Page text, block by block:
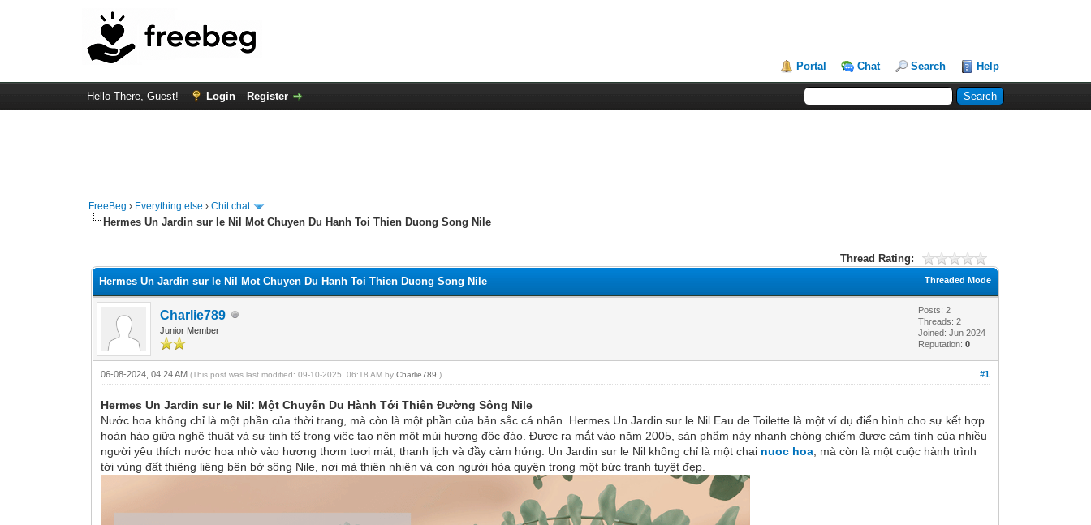
Portal Chat Search Help
Hello There, Guest! Login Register
FreeBeg › Everything else ›Chit chat
Hermes Un Jardin sur le Nil Mot Chuyen Du Hanh Toi Thien Duong Song Nile
Thread Rating:
Threaded Mode
Hermes Un Jardin sur le Nil Mot Chuyen Du Hanh Toi Thien Duong Song Nile
Charlie789
Junior Member
Posts: 2
Threads: 2
Joined: Jun 2024
Reputation:0
#1
06-08-2024, 04:24 AM(This post was last modified: 09-10-2025, 06:18 AM byCharlie789 .)
Hermes Un Jardin sur le Nil: Một Chuyến Du Hành Tới Thiên Đường Sông Nile
Nước hoa không chỉ là một phần của thời trang, mà còn là một phần của bản sắc cá nhân. Hermes Un Jardin sur le Nil Eau de Toilette là một ví dụ điển hình cho sự kết hợp
hoàn hảo giữa nghệ thuật và sự tinh tế trong việc tạo nên một mùi hương độc đáo. Được ra mắt vào năm 2005, sản phẩm này nhanh chóng chiếm được cảm tình của nhiều
người yêu thích nước hoa nhờ vào hương thơm tươi mát, thanh lịch và đầy cảm hứng. Un Jardin sur le Nil không chỉ là một chai nuoc hoa , mà còn là một cuộc hành trình
tới vùng đất thiêng liêng bên bờ sông Nile, nơi mà thiên nhiên và con người hòa quyện trong một bức tranh tuyệt đẹp.